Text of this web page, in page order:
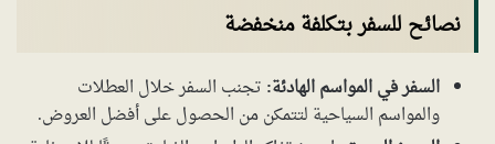
نصائح للسفر بتكلفة منخفضة
السفر في المواسم الهادئة: تجنب السفر خلال العطلات
والمواسم السياحية لتتمكن من الحصول على أفضل العروض.